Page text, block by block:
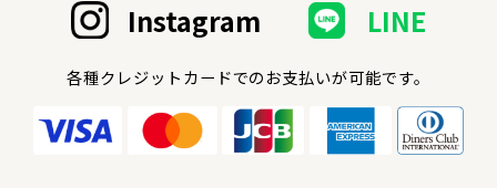
Instagram LINE
各種クレジットカードでのお支払いが可能です。